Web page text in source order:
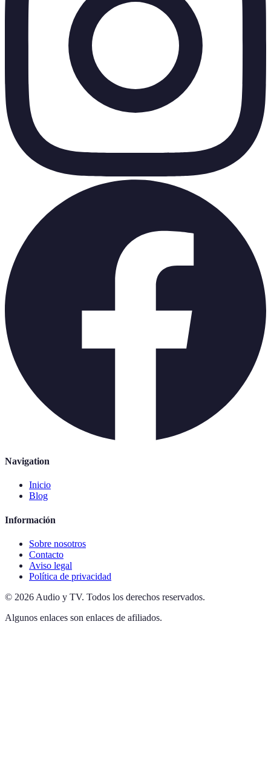
Navigation
Inicio
Blog
Información
Sobre nosotros
Contacto
Aviso legal
Política de privacidad
© 2026 Audio y TV. Todos los derechos reservados.
Algunos enlaces son enlaces de afiliados.